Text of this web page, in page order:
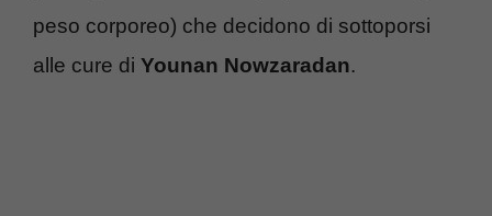
peso corporeo) che decidono di sottoporsi
alle cure di Younan Nowzaradan.